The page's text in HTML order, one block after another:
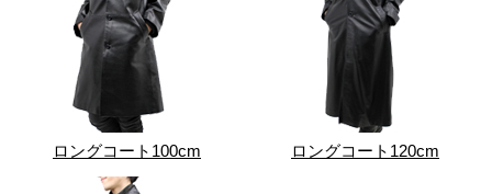
ロングコート100cm ロングコート120cm